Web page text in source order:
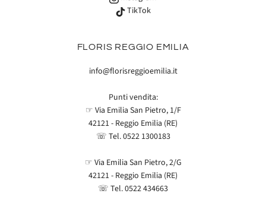
TikTok
FLORIS REGGIO EMILIA
info@florisreggioemilia.it
Punti vendita:
☞ Via Emilia San Pietro, 1/F
42121 - Reggio Emilia (RE)
☏ Tel.0522 1300183
☞ Via Emilia San Pietro, 2/G
42121 - Reggio Emilia (RE)
☏ Tel.0522 434663